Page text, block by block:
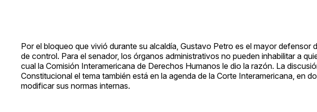
Por el bloqueo que vivió durante su alcaldía, Gustavo Petro es el mayor defensor
de control. Para el senador, los órganos administrativos no pueden inhabilitar a
cual la Comisión Interamericana de Derechos Humanos le dio la razón. La
Constitucional el tema también está en la agenda de la Corte Interamericana, en
modificar sus normas internas.